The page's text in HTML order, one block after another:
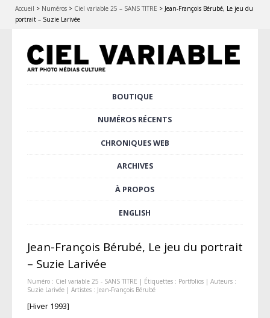
Accueil > Numéros > Ciel variable 25 – SANS TITRE > Jean-François Bérubé, Le jeu du
portrait – Suzie Larivée
BOUTIQUE
NUMÉROS RÉCENTS
CHRONIQUES WEB
ARCHIVES
À PROPOS
ENGLISH
Jean-François Bérubé, Le jeu du portrait
– Suzie Larivée
Numéro : Ciel variable 25 - SANS TITRE | Étiquettes : Portfolios| Auteurs :
Suzie Larivée| Artistes : Jean-François Bérubé
[Hiver 1993]